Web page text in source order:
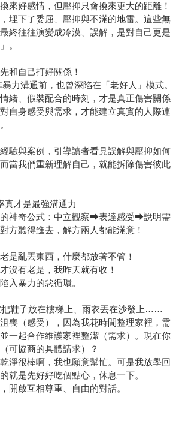
來好感情，但壓抑只會換來更大的距離！
埋下了委屈、壓抑與不滿的地雷。這些無
終往往演變成冷漠、誤解，是對自己更是
。
和自己打好關係！
力溝通前，也曾深陷在「老好人」模式。
緒、假裝配合的時刻，才是真正傷害關係
自身感受與需求，才能建立真實的人際連
驗與案例，引導讀者看見誤解與壓抑如何
當我們重新理解自己，就能拆除傷害彼此
才是最強溝通力
神奇公式：中立觀察⮕表達感受⮕說明需
方聽得進去，解方兩人都能滿意！
是亂丟東西，什麼都放著不管！
沒有老是，我昨天就有收！
入暴力的惡循環。
把鞋子放在樓梯上、雨衣丟在沙發上……
沮喪（感受），因為我花時間整理家裡，需
一起合作維護家裡整潔（需求）。現在你
可協商的具體請求）？
淨很棒啊，我也願意幫忙。可是我放學回
就是先好好吃個點心，休息一下。
啟互相尊重、自由的對話。